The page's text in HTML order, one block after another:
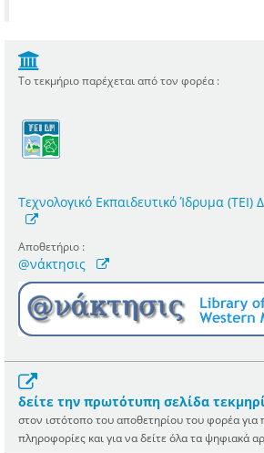
Το τεκμήριο παρέχεται από τον φορέα :
Τεχνολογικό Εκπαιδευτικό Ίδρυμα (ΤΕΙ)
Αποθετήριο :
@νάκτησις
δείτε την πρωτότυπη σελίδα
στον ιστότοπο του αποθετηρίου του φορέα για
πληροφορίες και για να δείτε όλα τα ψηφιακά